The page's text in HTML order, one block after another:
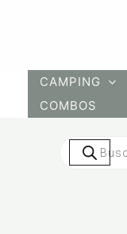
CAMPING
COMBOS
Búsqueda
productos